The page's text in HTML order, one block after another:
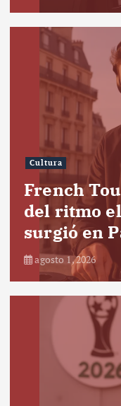
Cultura
French
del ritmo
surgió en
agosto 1, 2026